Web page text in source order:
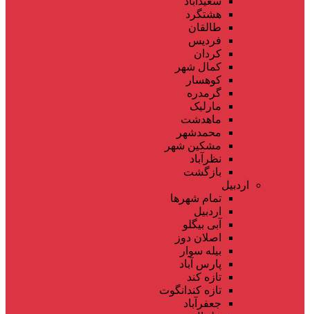
هشتگرد
طالقان
فردیس
کردان
کمال شهر
کوهسار
گرمدره
مارلیک
ماهدشت
محمدشهر
مشکین شهر
نظرآباد
بازگشت
اردبیل
تمام شهر‌ها
اردبیل
آبی بیگلو
اصلان دوز
بیله سوار
پارس آباد
تازه کند
تازه کندانگوت
جعفرآباد